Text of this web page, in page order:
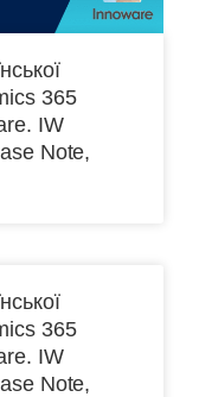
365
IW
Note,
365
IW
Note,